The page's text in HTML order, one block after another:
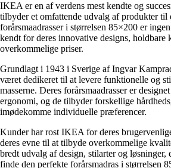
IKEA er en af verdens mest kendte og
tilbyder et omfattende udvalg af produkter til
forårsmaadrasser i størrelsen 85×200 er
kendt for deres innovative designs, holdbare
overkommelige priser.
Grundlagt i 1943 i Sverige af Ingvar
været dedikeret til at levere funktionelle og
masserne. Deres forårsmaadrasser er
ergonomi, og de tilbyder forskellige
imødekomme individuelle præferencer.
Kunder har rost IKEA for deres
deres evne til at tilbyde overkommelige
bredt udvalg af design, stilarter og løsninger,
finde den perfekte forårsmadras i størrelsen